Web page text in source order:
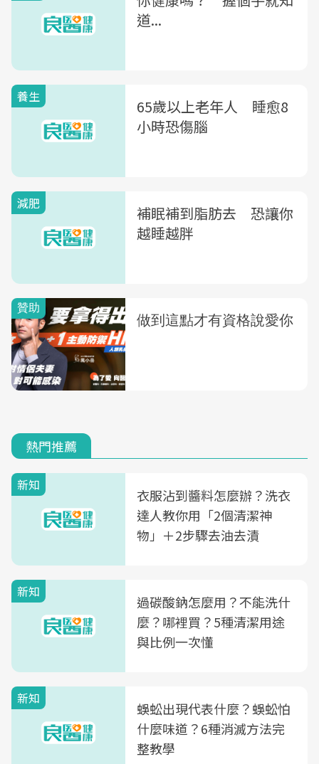
道...
養生
65歲以上老年人 睡愈8
小時恐傷腦
減肥
補眠補到脂肪去 恐讓你
越睡越胖
熱門推薦
新知
衣服沾到醬料怎麼辦？洗衣
達人教你用「2個清潔神
物」＋2步驟去油去漬
新知
過碳酸鈉怎麼用？不能洗什
麼？哪裡買？5種清潔用途
與比例一次懂
新知
蜈蚣出現代表什麼？蜈蚣怕
什麼味道？6種消滅方法完
整教學